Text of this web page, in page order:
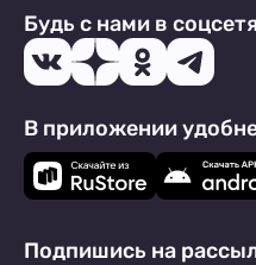
Будь с нами в
В приложении
Подпишись на